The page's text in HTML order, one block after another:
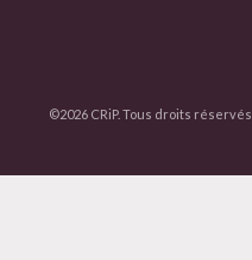
©2026 CRiP. Tous droits réservés.